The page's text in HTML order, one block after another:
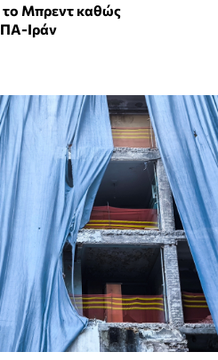
Μπρεντ καθώς
Ιράν